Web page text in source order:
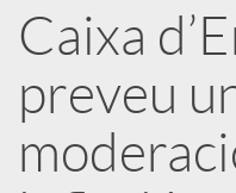
b
l
Caixa
preveu